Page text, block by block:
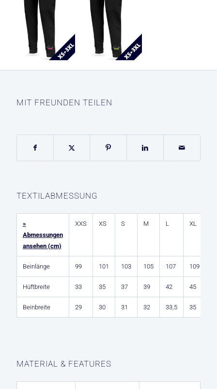
MIT FREUNDEN TEILEN
TEXTILABMESSUNG
»
Abmessungen
ansehen (cm)
XXS XS S M L XL
Beinlänge 99 101 103 105 107 109
Hüftbreite 33 35 37 39 42 45
Beinbreite 29 30 31 32 33,5 35
MATERIAL & FEATURES